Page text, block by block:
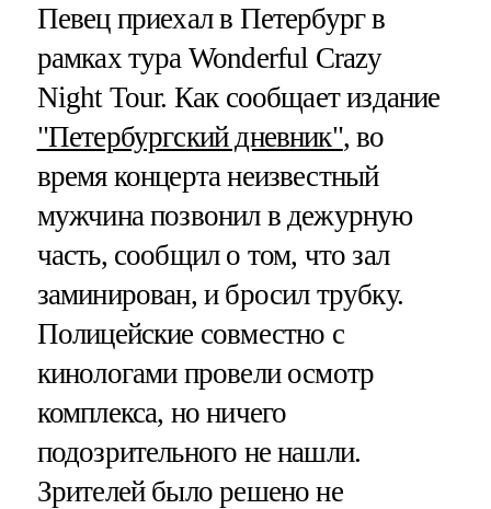
Певец приехал в Петербург в
рамках тура Wonderful Crazy
Night Tour. Как сообщает издание
"Петербургский дневник", во
время концерта неизвестный
мужчина позвонил в дежурную
часть, сообщил о том, что зал
заминирован, и бросил трубку.
Полицейские совместно с
кинологами провели осмотр
комплекса, но ничего
подозрительного не нашли.
Зрителей было решено не